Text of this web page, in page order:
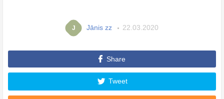
J Jānis zz 22.03.2020
Share
Tweet